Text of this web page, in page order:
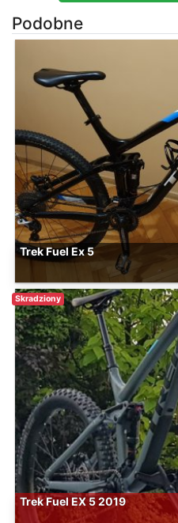
Podobne
Trek Fuel Ex 5
Skradziony
Trek Fuel EX 5 2019